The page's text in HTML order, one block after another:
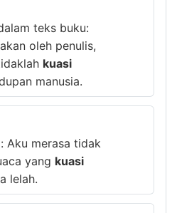
teks buku:
oleh penulis,
kuasi
manusia.
Aku merasa tidak
yang kuasi
lelah.